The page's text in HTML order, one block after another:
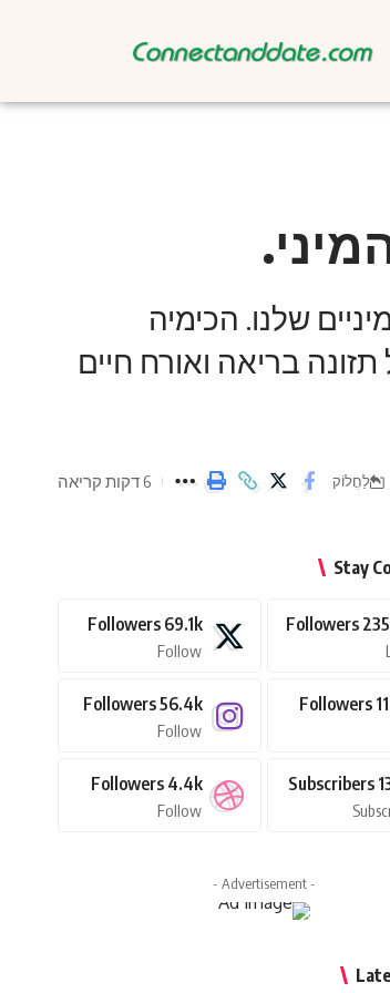
שלנו. הכימיה
בריאה ואורח חיים
לַחֲלוֹק 6 דקות קריאה
Stay
Followers
69.1k
Followers
Follow
Followers
56.4k
Followers
Follow
Subscribers
4.4k
Followers
Follow
- Advertisement -